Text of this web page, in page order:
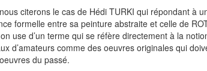
citerons le cas de Hédi TURKI qui répondant à
formelle entre sa peinture abstraite et celle de
use d’un terme qui se réfère directement à la
d’amateurs comme des oeuvres originales qui
du passé.